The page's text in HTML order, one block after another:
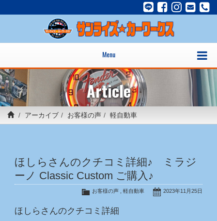
Menu
Article
アーカイブ お客様の声 軽自動車
ほしらさんのクチコミ詳細♪ ミラジ
ーノ Classic Custom ご購入♪
2023年11月25日
お客様の声 軽自動車
ほしらさんのクチコミ詳細